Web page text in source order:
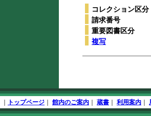
コレクション区分
請求番号
重要図書区分
複写
文
終
了
フ
ッ
タ
トップページ 館内のご案内 蔵書 利用案内